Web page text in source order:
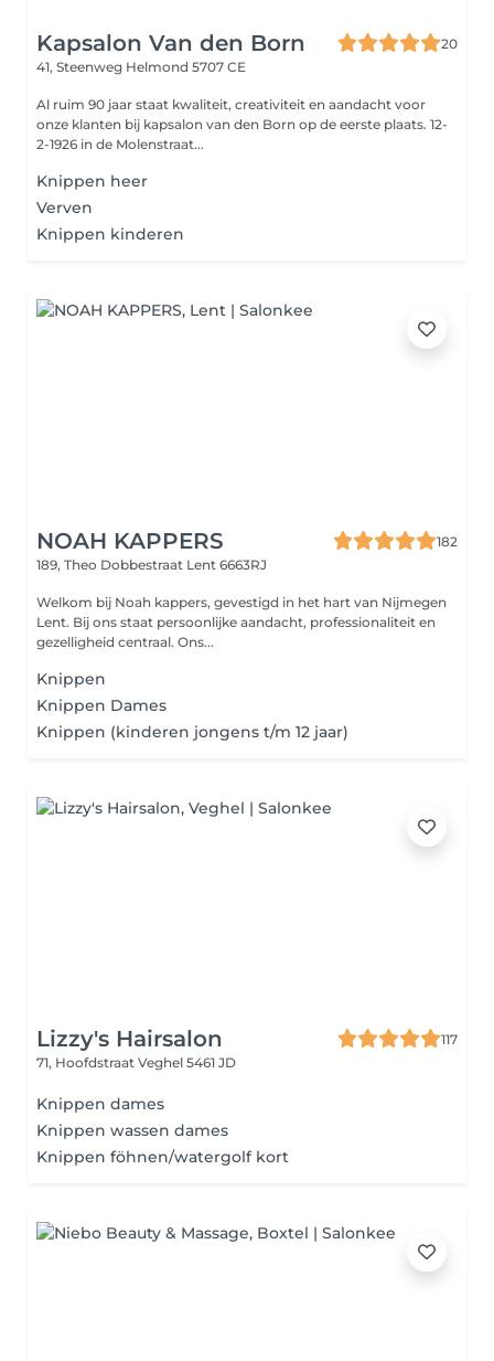
Kapsalon Van den Born
20
41, Steenweg Helmond 5707 CE
Al ruim 90 jaar staat kwaliteit, creativiteit en aandacht voor
onze klanten bij kapsalon van den Born op de eerste plaats. 12-
2-1926 in de Molenstraat...
Knippen heer
Verven
Knippen kinderen
NOAH KAPPERS
182
189, Theo Dobbestraat Lent 6663RJ
Welkom bij Noah kappers, gevestigd in het hart van Nijmegen
Lent. Bij ons staat persoonlijke aandacht, professionaliteit en
gezelligheid centraal. Ons...
Knippen
Knippen Dames
Knippen (kinderen jongens t/m 12 jaar)
Lizzy's Hairsalon
117
71, Hoofdstraat Veghel 5461 JD
Knippen dames
Knippen wassen dames
Knippen föhnen/watergolf kort